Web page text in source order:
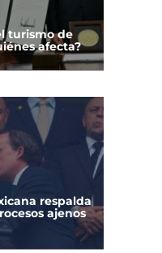
turismo de
afecta?
respalda
ajenos